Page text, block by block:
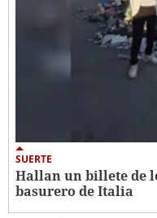
SUERTE
Hallan un billete de
basurero de Italia